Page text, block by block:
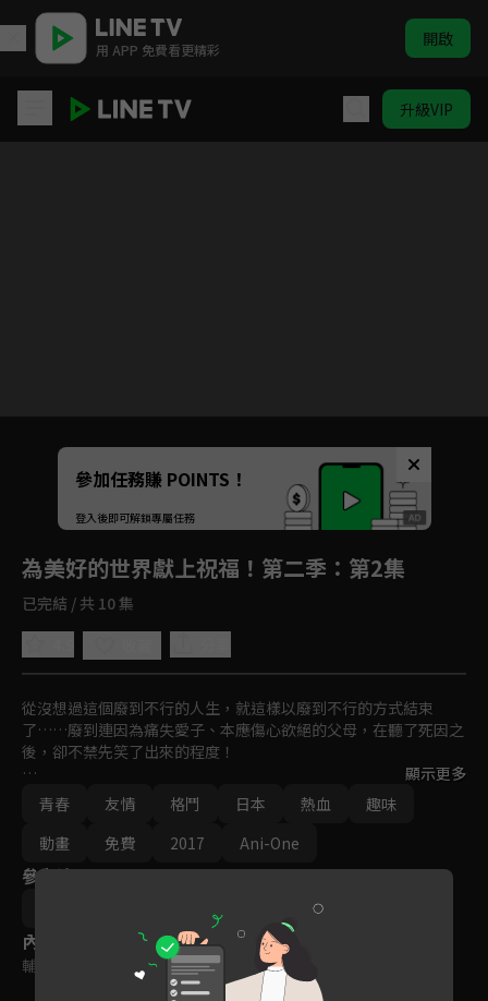
用 APP 免費看更精彩 開啟
升級VIP
Unmute
如有不便請見諒
參加任務賺 POINTS！
登入後即可解鎖專屬任務
為美好的世界獻上祝福！第二季 ：第2集
已完結 / 共 10 集
從沒想過這個廢到不行的人生，就這樣以廢到不行的方式結束
了……廢到連因為痛失愛子、本應傷心欲絕的父母，在聽了死因之
後，卻不禁先笑了出來的程度！
廢到無藥可救的繭居族 佐藤和真，轉生到了跟RPG遊戲畫面一模
一樣的異世界，與作為特別附贈品一起同行、智商和運氣都差到教
人傻眼地步的女神 阿克婭，姑且組成了一支（看起來）人模人樣
顯示更多
青春
友情 格鬥 日本 熱血
趣味
動畫
免費 2017 Ani-One
參與演員
內容標籤
輔導十二歲級